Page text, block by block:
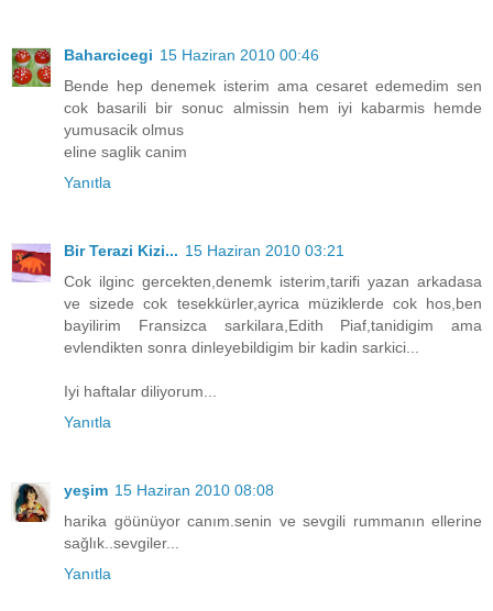
Baharcicegi 15 Haziran 2010 00:46
Bende hep denemek isterim ama cesaret edemedim sen
cok basarili bir sonuc almissin hem iyi kabarmis hemde
yumusacik olmus
eline saglik canim
Yanıtla
Bir Terazi Kizi... 15 Haziran 2010 03:21
Cok ilginc gercekten,denemk isterim,tarifi yazan arkadasa
ve sizede cok tesekkürler,ayrica müziklerde cok hos,ben
bayilirim Fransizca sarkilara,Edith Piaf,tanidigim ama
evlendikten sonra dinleyebildigim bir kadin sarkici...
Iyi haftalar diliyorum...
Yanıtla
yeşim 15 Haziran 2010 08:08
harika göünüyor canım.senin ve sevgili rummanın ellerine
sağlık..sevgiler...
Yanıtla